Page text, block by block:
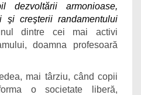
dezvoltării armonioase,
şi creşterii randamentului
dintre cei mai activi
doamna profesoară
mai târziu, când copii
o societate liberă,